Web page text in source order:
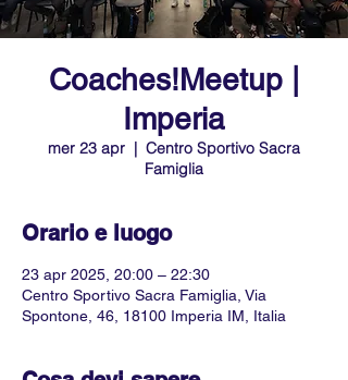
Coaches!Meetup |
Imperia
mer 23 apr
  |
Centro Sportivo Sacra
Famiglia
Orario e luogo
23 apr 2025, 20:00 – 22:30
Centro Sportivo Sacra Famiglia, Via
Spontone, 46, 18100 Imperia IM, Italia